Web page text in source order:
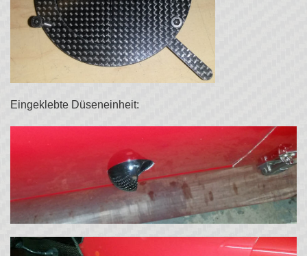
Eingeklebte Düseneinheit: